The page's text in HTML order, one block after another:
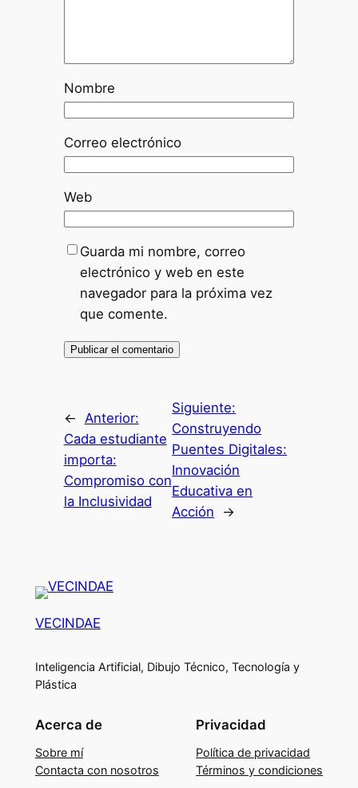
Nombre
Correo electrónico
Web
Guarda mi nombre, correo
electrónico y web en este
navegador para la próxima vez
que comente.
←
Anterior:
Cada estudiante
importa:
Compromiso con
la Inclusividad
Siguiente:
Construyendo
Puentes Digitales:
Innovación
Educativa en
Acción
→
VECINDAE
Inteligencia Artificial, Dibujo Técnico, Tecnología y
Plástica
Acerca de
Sobre mí
Contacta con nosotros
Privacidad
Política de privacidad
Términos y condiciones